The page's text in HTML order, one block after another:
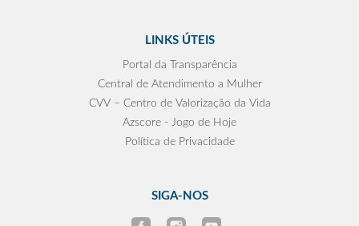
LINKS ÚTEIS
Portal da Transparência
Central de Atendimento a Mulher
CVV – Centro de Valorização da Vida
Azscore - Jogo de Hoje
Política de Privacidade
SIGA-NOS